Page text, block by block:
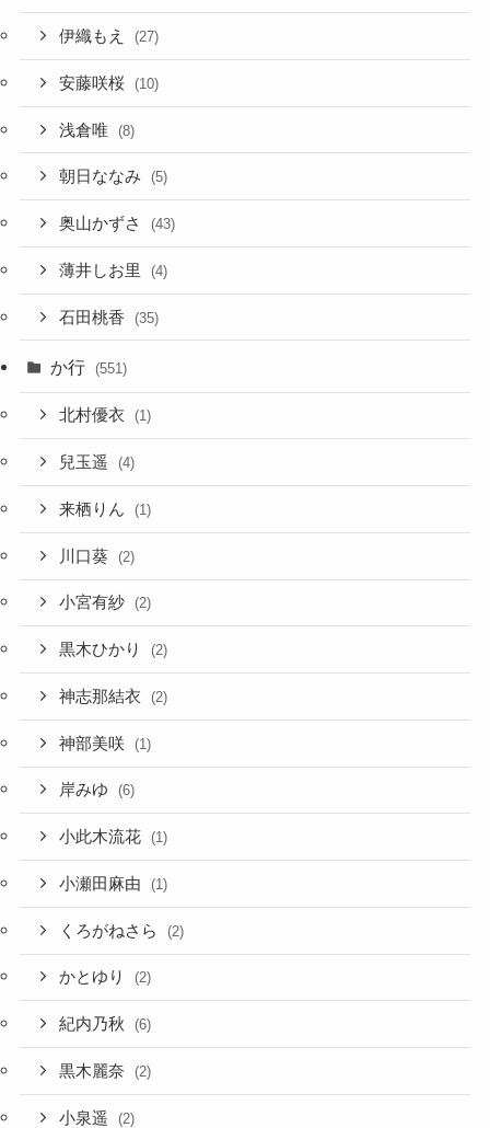
伊織もえ (27)
安藤咲桜 (10)
浅倉唯 (8)
朝日ななみ (5)
奥山かずさ (43)
薄井しお里 (4)
石田桃香 (35)
か行 (551)
北村優衣 (1)
兒玉遥 (4)
来栖りん (1)
川口葵 (2)
小宮有紗 (2)
黒木ひかり (2)
神志那結衣 (2)
神部美咲 (1)
岸みゆ (6)
小此木流花 (1)
小瀬田麻由 (1)
くろがねさら (2)
かとゆり (2)
紀内乃秋 (6)
黒木麗奈 (2)
小泉遥 (2)